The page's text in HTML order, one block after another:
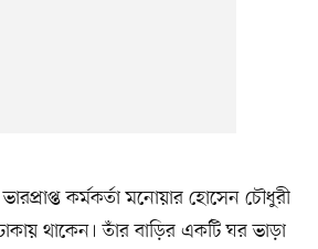
কর্মকর্তা মনোয়ার হোসেন চৌধুরী
থাকেন। তাঁর বাড়ির একটি ঘর ভাড়া